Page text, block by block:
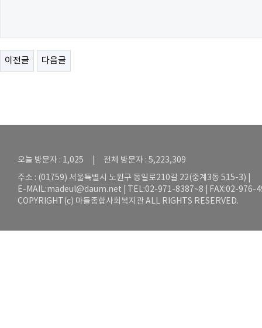
이전글 다음글
오늘 방문자 : 1,025 | 전체 방문자 : 5,223,309
주소 : (01759) 서울특별시 노원구 동일로210길 22(중계3동 515-3) |
E-MAIL:madeul@daum.net | TEL:02-971-8387~8 | FAX:02-976-
COPYRIGHT(c) 마들종합사회복지관 ALL RIGHTS RESERVED.